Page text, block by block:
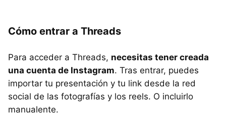
Cómo entrar a Threads
Para acceder a Threads, necesitas tener creada
una cuenta de Instagram. Tras entrar, puedes
importar tu presentación y tu link desde la red
social de las fotografías y los reels. O incluirlo
manualente.